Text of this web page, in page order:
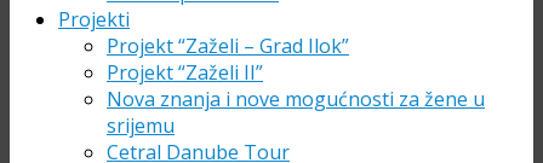
Projekti
Projekt “Zaželi – Grad Ilok”
Projekt “Zaželi II”
Nova znanja i nove mogućnosti za žene u
srijemu
Cetral Danube Tour